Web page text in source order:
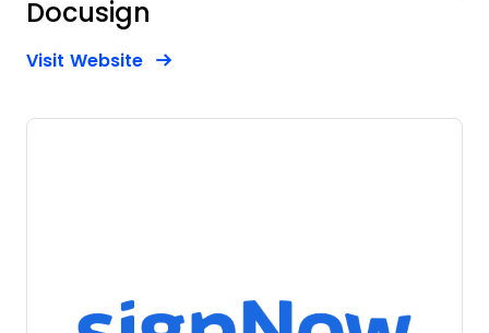
Docusign
Visit WebsiteOpens New Window